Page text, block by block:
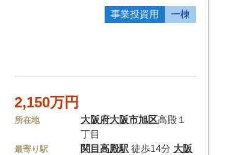
事業投資用 一棟
2,150万円
所在地 大阪府大阪市旭区高殿１
丁目
最寄り駅 関目高殿駅 徒歩14分 大阪